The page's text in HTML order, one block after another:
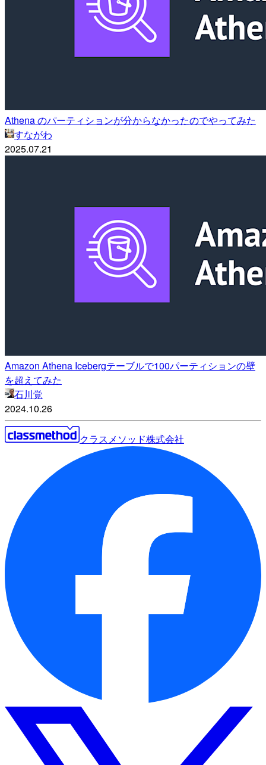
Athena のパーティションが分からなかったのでやってみた
すながわ
2025.07.21
Amazon Athena Icebergテーブルで100パーティションの壁
を超えてみた
石川覚
2024.10.26
クラスメソッド株式会社